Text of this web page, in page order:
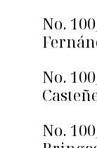
No.
No.
No.